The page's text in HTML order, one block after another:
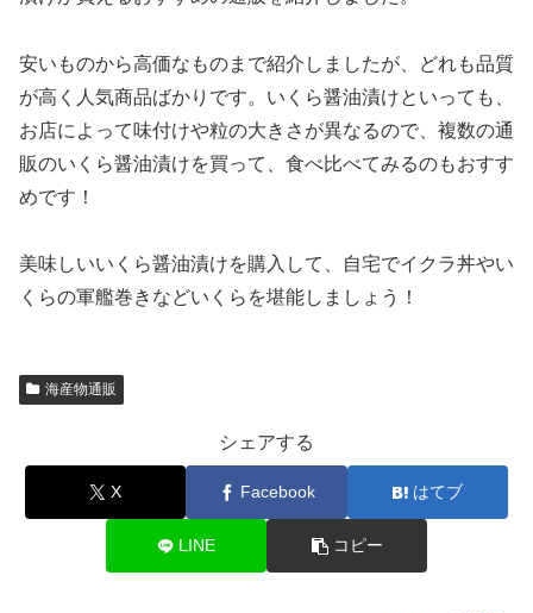
安いものから高価なものまで紹介しましたが、どれも品質
が高く人気商品ばかりです。いくら醤油漬けといっても、
お店によって味付けや粒の大きさが異なるので、複数の通
販のいくら醤油漬けを買って、食べ比べてみるのもおすす
めです！
美味しいいくら醤油漬けを購入して、自宅でイクラ丼やい
くらの軍艦巻きなどいくらを堪能しましょう！
海産物通販
シェアする
X Facebook はてブ
LINE コピー